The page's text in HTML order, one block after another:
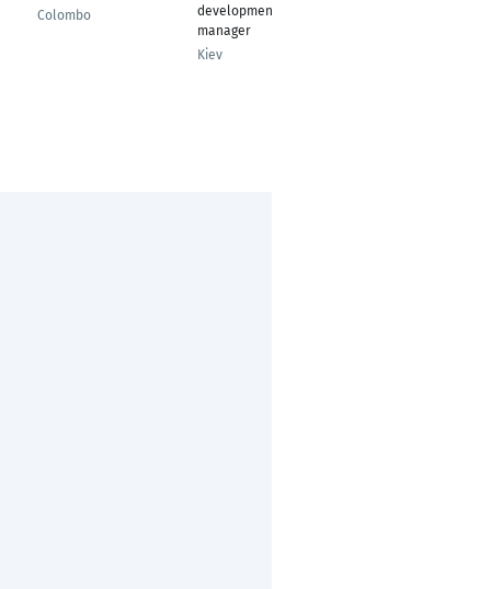
Colombo
development
manager
Kiev